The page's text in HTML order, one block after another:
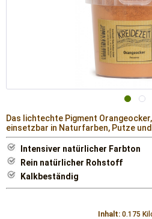
Das lichtechte Pigment
einsetzbar in Naturfarben, Putze
Intensiver natürlicher Farbton
Rein natürlicher Rohstoff
Kalkbeständig
Inhalt: 0.175